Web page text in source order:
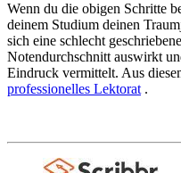
Wenn du die obigen Schritte
deinem Studium deinen
sich eine schlecht
Notendurchschnitt auswirkt
Eindruck vermittelt. Aus
professionelles Lektorat .